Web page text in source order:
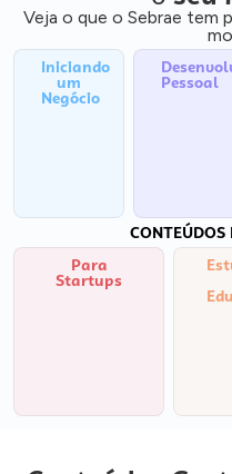
Veja o que o Sebrae tem
Iniciando
um
Negócio
Pessoal
CONTEÚDOS
Para
Startups